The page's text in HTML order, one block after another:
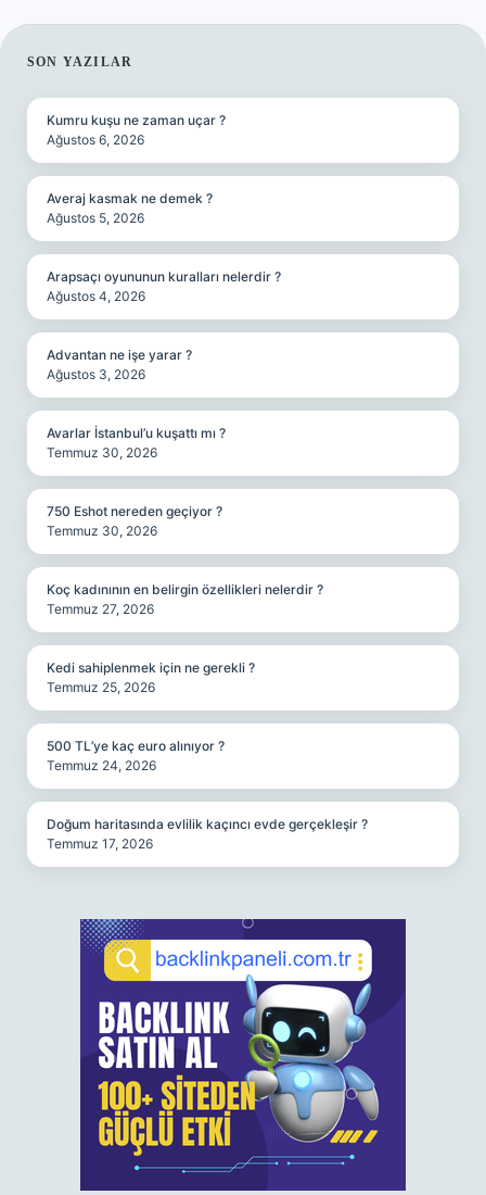
SIDEBAR
SON YAZILAR
Kumru kuşu ne zaman uçar ?
Ağustos 6, 2026
Averaj kasmak ne demek ?
Ağustos 5, 2026
Arapsaçı oyununun kuralları nelerdir ?
Ağustos 4, 2026
Advantan ne işe yarar ?
Ağustos 3, 2026
Avarlar İstanbul’u kuşattı mı ?
Temmuz 30, 2026
750 Eshot nereden geçiyor ?
Temmuz 30, 2026
Koç kadınının en belirgin özellikleri nelerdir ?
Temmuz 27, 2026
Kedi sahiplenmek için ne gerekli ?
Temmuz 25, 2026
500 TL’ye kaç euro alınıyor ?
Temmuz 24, 2026
Doğum haritasında evlilik kaçıncı evde gerçekleşir ?
Temmuz 17, 2026